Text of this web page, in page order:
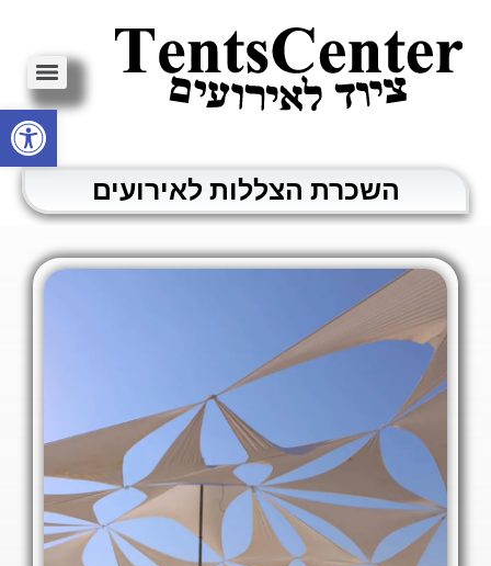
פתח
השכרת הצללות לאירועים